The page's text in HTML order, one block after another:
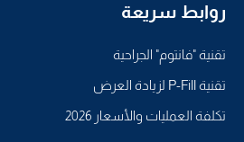
روابط سريعة
تقنية "فانتوم" الجراحية
تقنية P-Fill لزيادة العرض
تكلفة العمليات والأسعار 2026